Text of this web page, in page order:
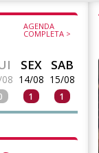
AGENDA
COMPLETA >
SEX
14/08
1
SAB
15/08
1